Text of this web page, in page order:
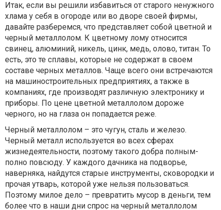
Итак, если вы решили избавиться от старого ненужного
хлама у себя в огороде или во дворе своей фирмы,
давайте разберемся, что представляет собой цветной и
черный металлолом. К цветному лому относится
свинец, алюминий, никель, цинк, медь, олово, титан. То
есть, это те сплавы, которые не содержат в своем
составе черных металлов. Чаще всего они встречаются
на машиностроительных предприятиях, а также в
компаниях, где производят различную электронику и
приборы. По цене цветной металлолом дороже
черного, но на глаза он попадается реже.
Черный металлолом – это чугун, сталь и железо.
Черный металл используется во всех сферах
жизнедеятельности, поэтому такого добра полным-
полно повсюду. У каждого дачника на подворье,
наверняка, найдутся старые инструменты, сковородки и
прочая утварь, которой уже нельзя пользоваться.
Поэтому милое дело – превратить мусор в деньги, тем
более что в наши дни спрос на черный металлолом